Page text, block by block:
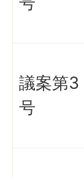
議案第3
号